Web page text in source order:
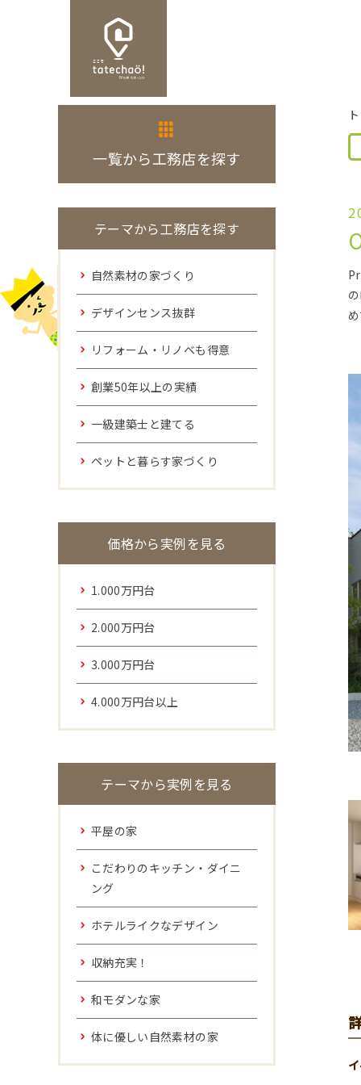
一覧から工務店を探す
テーマから工務店を探す
自然素材の家づくり
デザインセンス抜群
リフォーム・リノベも得意
創業50年以上の実績
一級建築士と建てる
ペットと暮らす家づくり
価格から実例を見る
1.000万円台
2.000万円台
3.000万円台
4.000万円台以上
テーマから実例を見る
平屋の家
こだわりのキッチン・ダイニ
ング
ホテルライクなデザイン
収納充実！
和モダンな家
体に優しい自然素材の家